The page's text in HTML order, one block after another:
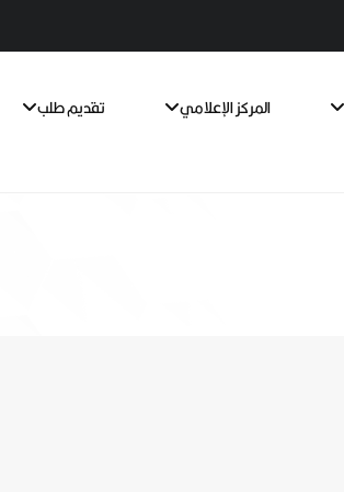
المركز الإعلامي تقديم طلب